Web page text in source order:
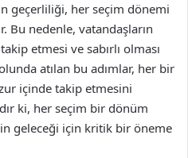
geçerliliği, her seçim dönemi
Bu nedenle, vatandaşların
takip etmesi ve sabırlı olması
atılan bu adımlar, her bir
içinde takip etmesini
ki, her seçim bir dönüm
geleceği için kritik bir öneme